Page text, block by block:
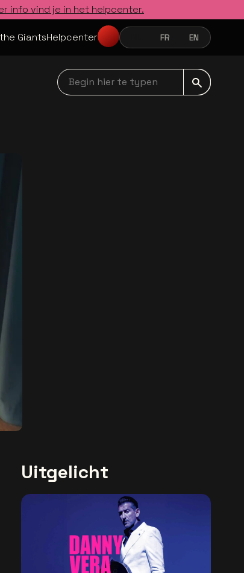
info vind je in het helpcenter.
GiantsHelpcenter NEDERLANDSFRANÇAIS
FR ENGLISH
EN
Begin hier te typen navbar
Uitgelicht